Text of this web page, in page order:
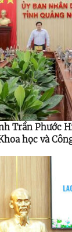
Trần Phước
học và